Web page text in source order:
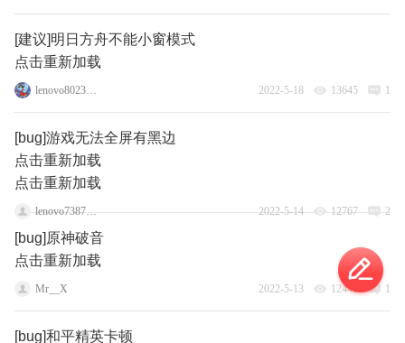
[建议]明日方舟不能小窗模式
点击重新加载
lenovo80231465 2022-5-18 13645 1
[bug]游戏无法全屏有黑边
点击重新加载
点击重新加载
lenovo73879499 2022-5-14 12767 2
[bug]原神破音
点击重新加载
Mr__X 2022-5-13 12440 1
[bug]和平精英卡顿